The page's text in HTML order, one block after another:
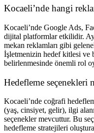
Kocaeli’nde hangi
Kocaeli’nde Google Ads,
dijital platformlar etkilidir.
mekan reklamları gibi
İşletmenizin hedef kitlesi ve
belirlenmesinde önemli rol
Hedefleme seçenekleri
Kocaeli’nde coğrafi
(yaş, cinsiyet, gelir), ilgi
seçenekler mevcuttur. Bu
hedefleme stratejileri